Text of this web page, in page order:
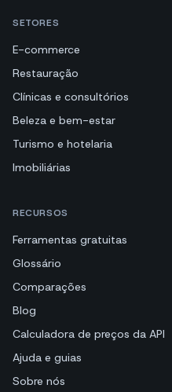
SETORES
E-commerce
Restauração
Clínicas e consultórios
Beleza e bem-estar
Turismo e hotelaria
Imobiliárias
RECURSOS
Ferramentas gratuitas
Glossário
Comparações
Blog
Calculadora de preços da API
Ajuda e guias
Sobre nós